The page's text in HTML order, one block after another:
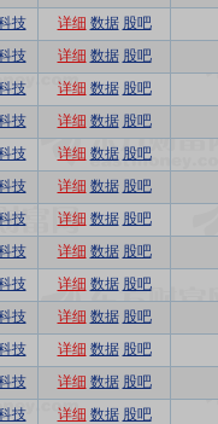
技 详细 数据 股吧
技 详细 数据 股吧
技 详细 数据 股吧
技 详细 数据 股吧
技 详细 数据 股吧
技 详细 数据 股吧
技 详细 数据 股吧
技 详细 数据 股吧
技 详细 数据 股吧
技 详细 数据 股吧
技 详细 数据 股吧
技 详细 数据 股吧
技 详细 数据 股吧